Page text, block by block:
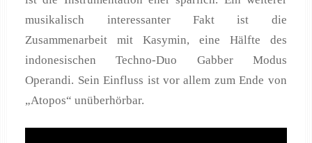
musikalisch interessanter Fakt ist die
Zusammenarbeit mit Kasymin, eine Hälfte des
indonesischen Techno-Duo Gabber Modus
Operandi. Sein Einfluss ist vor allem zum Ende von
„Atopos“ unüberhörbar.